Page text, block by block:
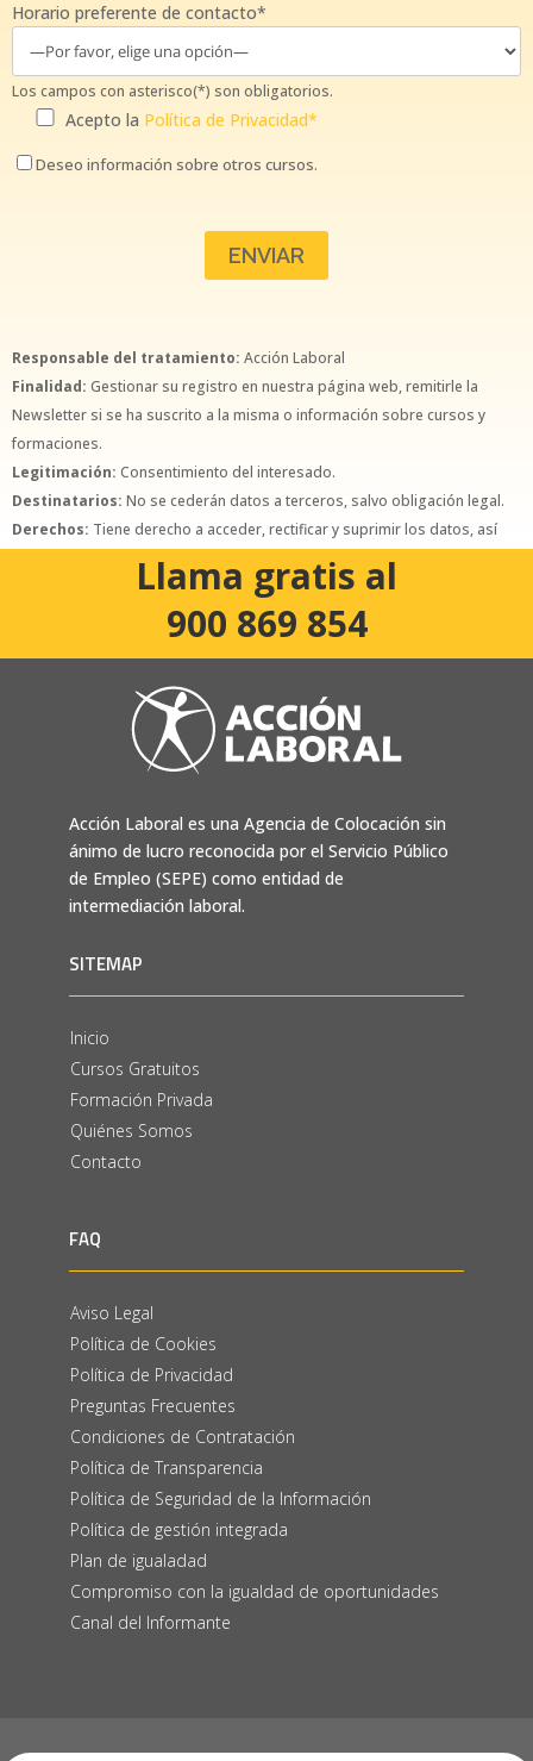
Horario preferente de contacto*
Los campos con asterisco(*) son obligatorios.
Acepto la Política de Privacidad*
Deseo información sobre otros cursos.
Responsable del tratamiento: Acción Laboral
Finalidad: Gestionar su registro en nuestra página web, remitirle la
Newsletter si se ha suscrito a la misma o información sobre cursos y
formaciones.
Legitimación: Consentimiento del interesado.
Destinatarios: No se cederán datos a terceros, salvo obligación legal.
Derechos: Tiene derecho a acceder, rectificar y suprimir los datos, así
como otros derechos, como se explica en la política de privacidad.
Llama gratis al
900 869 854
Acción Laboral es una Agencia de Colocación sin
ánimo de lucro reconocida por el Servicio Público
de Empleo (SEPE) como entidad de
intermediación laboral.
SITEMAP
Inicio
Cursos Gratuitos
Formación Privada
Quiénes Somos
Contacto
FAQ
Aviso Legal
Política de Cookies
Política de Privacidad
Preguntas Frecuentes
Condiciones de Contratación
Política de Transparencia
Política de Seguridad de la Información
Política de gestión integrada
Plan de igualadad
Compromiso con la igualdad de oportunidades
Canal del Informante